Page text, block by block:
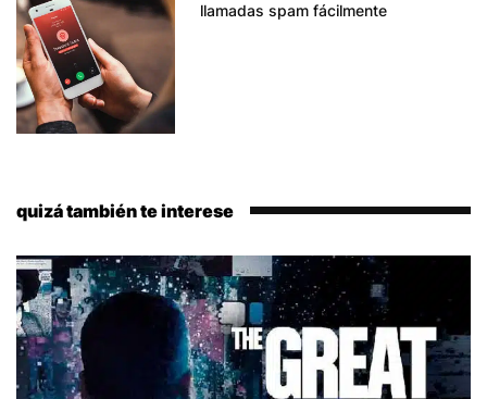
llamadas spam fácilmente
quizá también te interese